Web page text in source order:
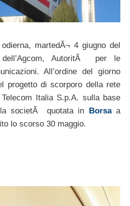
martedÃ¬ 4 giugno del
AutoritÃ per le
All’ordine del giorno
progetto di scorporo della rete
Italia S.p.A. sulla base
la societÃ quotata in Borsaa
lo scorso 30 maggio.